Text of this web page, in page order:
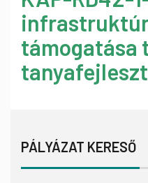
támogatása
PÁLYÁZAT KERESŐ